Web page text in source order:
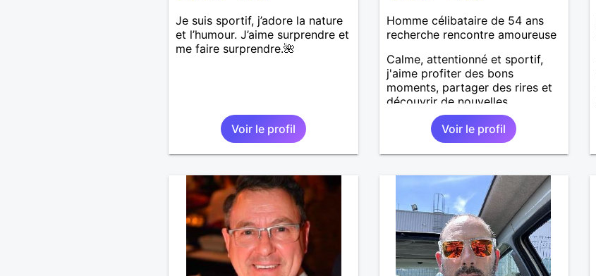
Je suis sportif, j’adore la nature
et l’humour. J’aime surprendre et
me faire surprendre.🌺
Voir le profil
Homme célibataire de 54 ans
recherche rencontre amoureuse
Calme, attentionné et sportif,
j'aime profiter des bons
moments, partager des rires et
découvrir de nouvelles
expériences. Sincère et à
l'écoute, je recherche une
personne avec qui construire
une belle complicité et une
Voir le profil